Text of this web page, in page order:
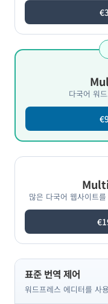
다국어 워
많은 다국어 웹사이트
표준 번역 제어
워드프레스 에디터를 사